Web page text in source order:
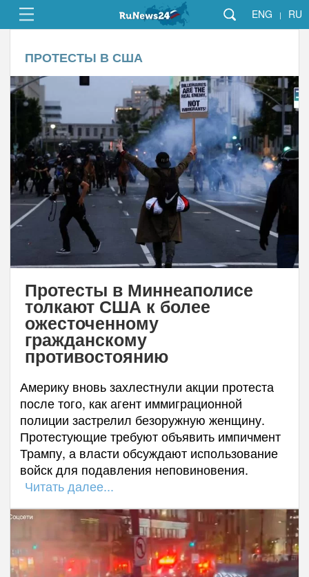
ENG | RU
ПРОТЕСТЫ В США
Протесты в Миннеаполисе
толкают США к более
ожесточенному
гражданскому
противостоянию
Америку вновь захлестнули акции протеста
после того, как агент иммиграционной
полиции застрелил безоружную женщину.
Протестующие требуют объявить импичмент
Трампу, а власти обсуждают использование
войск для подавления неповиновения.
Читать далее...